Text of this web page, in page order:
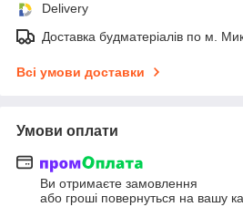
Delivery
Доставка будматеріалів по м.
Всі умови доставки
Умови оплати
Ви отримаєте замовлення
або гроші повернуться на вашу